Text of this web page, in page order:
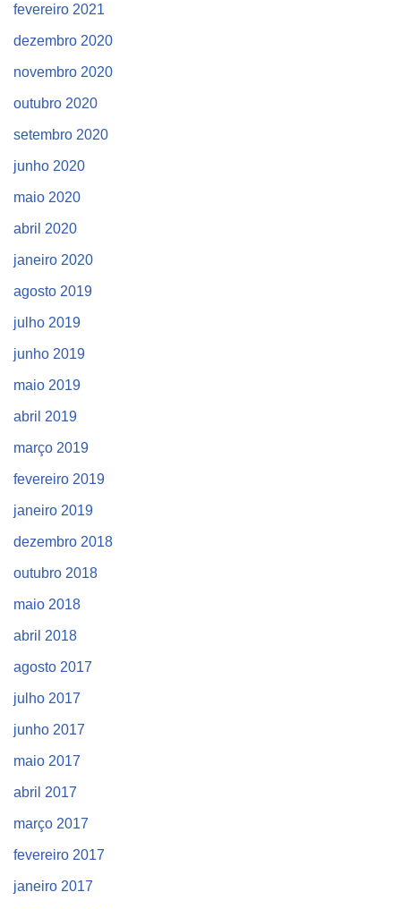
fevereiro 2021
dezembro 2020
novembro 2020
outubro 2020
setembro 2020
junho 2020
maio 2020
abril 2020
janeiro 2020
agosto 2019
julho 2019
junho 2019
maio 2019
abril 2019
março 2019
fevereiro 2019
janeiro 2019
dezembro 2018
outubro 2018
maio 2018
abril 2018
agosto 2017
julho 2017
junho 2017
maio 2017
abril 2017
março 2017
fevereiro 2017
janeiro 2017